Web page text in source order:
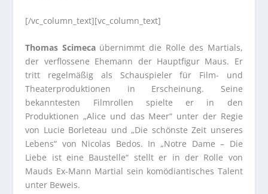
[/vc_column_text][vc_column_text]
Thomas Scimecaübernimmt die Rolle des Martials,
der verflossene Ehemann der Hauptfigur Maus. Er
tritt regelmäßig als Schauspieler für Film- und
Theaterproduktionen in Erscheinung. Seine
bekanntesten Filmrollen spielte er in den
Produktionen „Alice und das Meer“ unter der Regie
von Lucie Borleteau und „Die schönste Zeit unseres
Lebens“ von Nicolas Bedos. In „Notre Dame – Die
Liebe ist eine Baustelle“ stellt er in der Rolle von
Mauds Ex-Mann Martial sein komödiantisches Talent
unter Beweis.